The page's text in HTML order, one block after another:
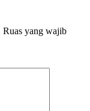
Ruas yang wajib